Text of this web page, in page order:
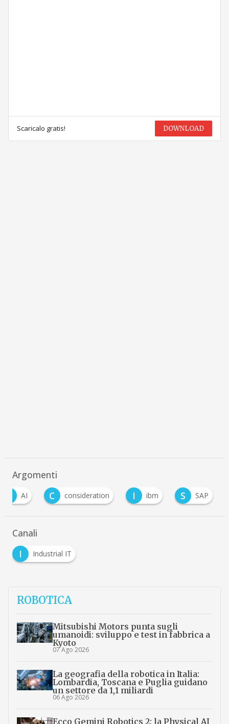
Scaricalo gratis! DOWNLOAD
Argomenti
AI C consideration I ibm S SAP
Canali
I
Industrial IT
ROBOTICA
Mitsubishi Motors punta sugli
umanoidi: sviluppo e test in fabbrica a
Kyoto
07 Ago 2026
La geografia della robotica in Italia:
Lombardia, Toscana e Puglia guidano
un settore da 1,1 miliardi
06 Ago 2026
Ecco Gemini Robotics 2: la Physical AI